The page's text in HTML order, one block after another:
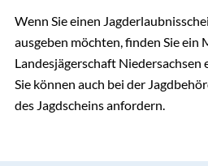
Wenn Sie einen
ausgeben möchten, finden Sie ein
Landesjägerschaft Niedersachsen
Sie können auch bei der
des Jagdscheins anfordern.